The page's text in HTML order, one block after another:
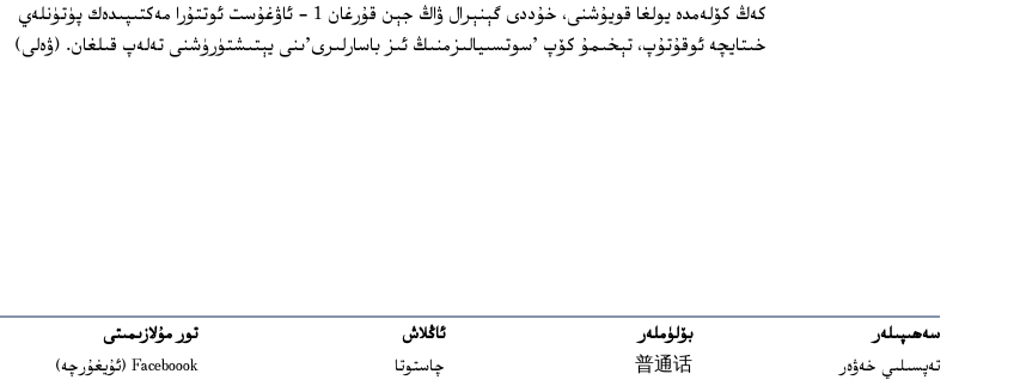
كەڭ كۆلەمدە يولغا قويۇشنى، خۇددى گېنېرال ۋاڭ جېن قۇرغان 1 ‏- ئاۋغۇست ئوتتۇرا مەكتىپىدەك پۈتۈنلەي
خىتايچە ئوقۇتۇپ، تېخىمۇ كۆپ 'سوتسىيالىزمنىڭ ئىز باسارلىرى'ىنى يېتىشتۈرۈشنى تەلەپ قىلغان. (ۋەلى)
سەھىپىلەر
تەپسىلىي خەۋەر
بۆلۈملەر
普通话
ئاڭلاش
چاستوتا
تور مۇلازىمىتى
Faceboook (ئۇيغۇرچە)